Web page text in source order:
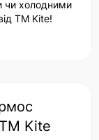
чи холодними
TM Kite!
Kite